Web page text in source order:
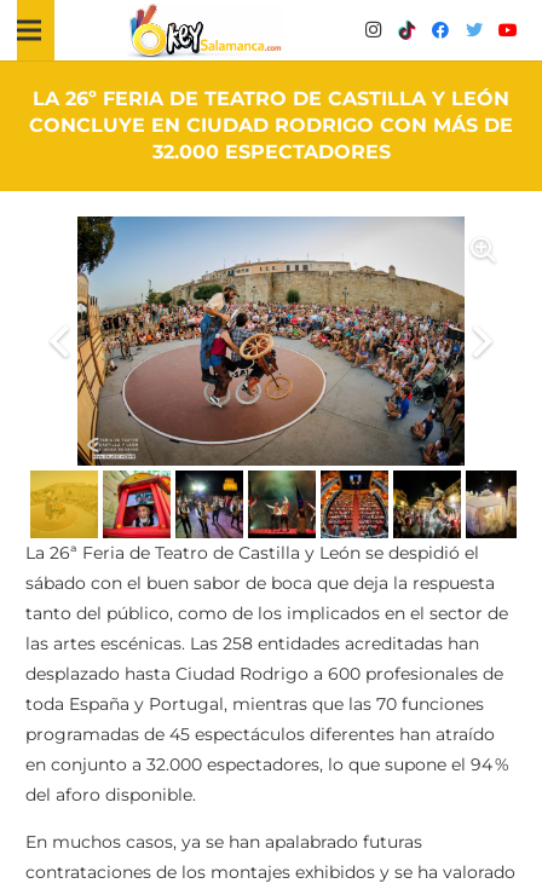
LA 26º FERIA DE TEATRO DE CASTILLA Y LEÓN
CONCLUYE EN CIUDAD RODRIGO CON MÁS DE
32.000 ESPECTADORES
La 26ª Feria de Teatro de Castilla y León se despidió el
sábado con el buen sabor de boca que deja la respuesta
tanto del público, como de los implicados en el sector de
las artes escénicas. Las 258 entidades acreditadas han
desplazado hasta Ciudad Rodrigo a 600 profesionales de
toda España y Portugal, mientras que las 70 funciones
programadas de 45 espectáculos diferentes han atraído
en conjunto a 32.000 espectadores, lo que supone el 94 %
del aforo disponible.
En muchos casos, ya se han apalabrado futuras
contrataciones de los montajes exhibidos y se ha valorado